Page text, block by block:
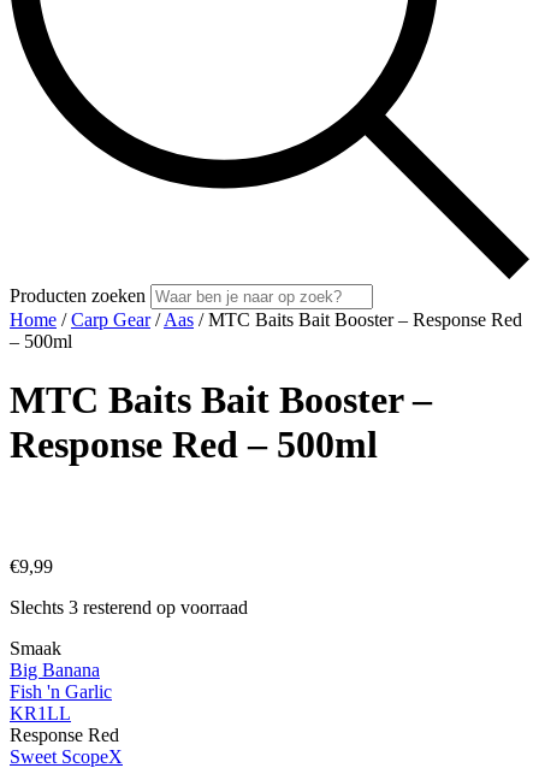
Producten zoeken
Home /Carp Gear/Aas / MTC Baits Bait Booster – Response Red
– 500ml
MTC Baits Bait Booster –
Response Red – 500ml
€9,99
Slechts 3 resterend op voorraad
Smaak
Big Banana
Fish 'n Garlic
KR1LL
Response Red
Sweet ScopeX